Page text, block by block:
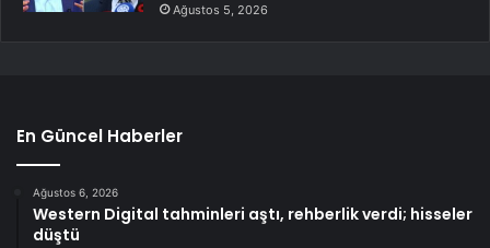
Ağustos 5, 2026
En Güncel Haberler
Ağustos 6, 2026
Western Digital tahminleri aştı, rehberlik verdi; hisseler
düştü